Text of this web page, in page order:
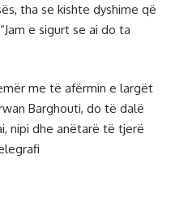
tha se kishte dyshime që
e sigurt se ai do ta
me të afërmin e largët
Barghouti, do të dalë
nipi dhe anëtarë të tjerë